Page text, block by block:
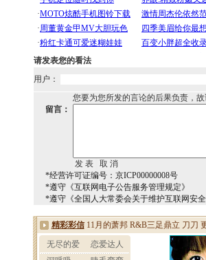
请发表您的看法
用户：
您要为您所发的言论的后果负责，
留言：
*经营许可证编号：京ICP00000008号
*遵守《互联网电子公告服务管理规定》
*遵守《全国人大常委会关于维护互联网安全